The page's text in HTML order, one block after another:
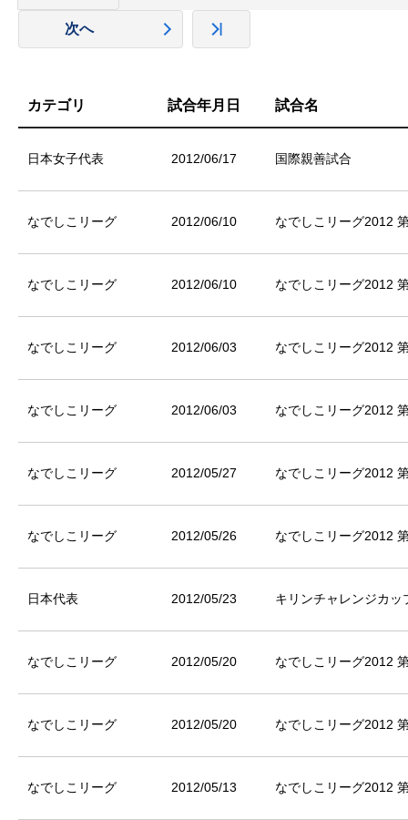
次へ
カテゴリ 試合年月日 試合名
日本女子代表 2012/06/17 国際親善試合
なでしこリーグ 2012/06/10 なでしこリーグ2012
なでしこリーグ 2012/06/10 なでしこリーグ2012
なでしこリーグ 2012/06/03 なでしこリーグ2012
なでしこリーグ 2012/06/03 なでしこリーグ2012
なでしこリーグ 2012/05/27 なでしこリーグ2012
なでしこリーグ 2012/05/26 なでしこリーグ2012
日本代表 2012/05/23 キリンチャレンジカッ
なでしこリーグ 2012/05/20 なでしこリーグ2012
なでしこリーグ 2012/05/20 なでしこリーグ2012
なでしこリーグ 2012/05/13 なでしこリーグ2012